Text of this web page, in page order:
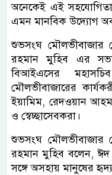
অনেকেই এই
এমন মানবিক উদ্যোগ
শুভসংঘ মৌলভীবাজার
রহমান মুহিব এর
বিআইএসের
মৌলভীবাজারের
ইয়ামিম, রেদওয়ান
ও স্বেচ্ছাসেবকরা।
শুভসংঘ মৌলভীবাজার
রহমান মুহিব বলেন, ঈদ
সঙ্গে অসহায় মানুষের